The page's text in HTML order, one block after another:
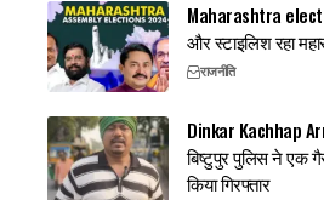
Maharashtra
और स्टाइलिश रहा
राजनीति
Dinkar Kachhap
बिष्टुपुर पुलिस ने एक
किया गिरफ्तार